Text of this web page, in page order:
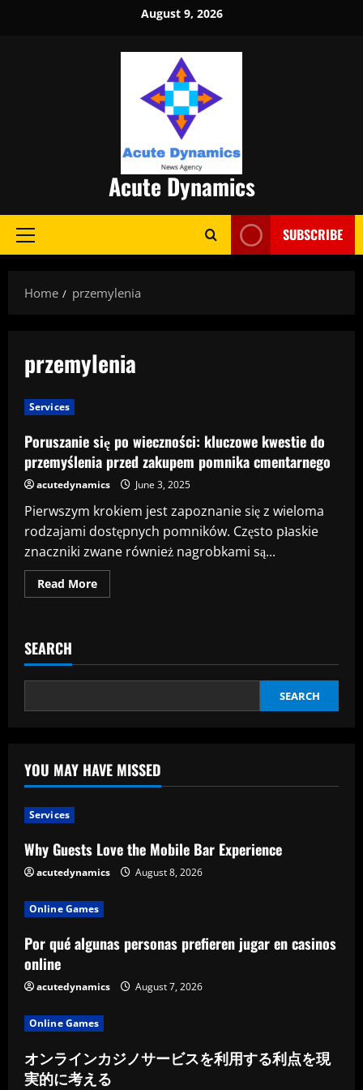
August 9, 2026
Acute Dynamics
Primary
SUBSCRIBE
Home przemylenia
przemylenia
Services
Poruszanie się po wieczności: kluczowe kwestie do
przemyślenia przed zakupem pomnika cmentarnego
acutedynamics June 3, 2025
Pierwszym krokiem jest zapoznanie się z wieloma
rodzajami dostępnych pomników. Często płaskie
znaczniki zwane również nagrobkami są...
Read MoreRead
more
kluczowe
do
przed
SEARCH
SEARCH
YOU MAY HAVE MISSED
Services
Why Guests Love the Mobile Bar Experience
acutedynamics August 8, 2026
Online Games
Por qué algunas personas prefieren jugar en casinos
online
acutedynamics August 7, 2026
Online Games
オンラインカジノサービスを利用する利点を現
実的に考える